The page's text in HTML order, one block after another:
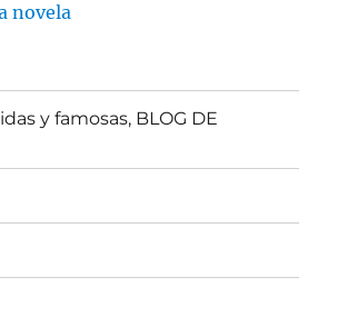
novela
y famosas, BLOG DE